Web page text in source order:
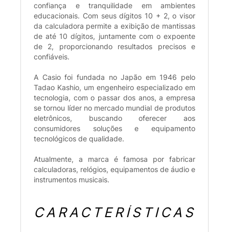
confiança e tranquilidade em ambientes
educacionais. Com seus dígitos 10 + 2, o visor
da calculadora permite a exibição de mantissas
de até 10 dígitos, juntamente com o expoente
de 2, proporcionando resultados precisos e
confiáveis.
A Casio foi fundada no Japão em 1946 pelo
Tadao Kashio, um engenheiro especializado em
tecnologia, com o passar dos anos, a empresa
se tornou líder no mercado mundial de produtos
eletrônicos, buscando oferecer aos
consumidores soluções e equipamento
tecnológicos de qualidade.
Atualmente, a marca é famosa por fabricar
calculadoras, relógios, equipamentos de áudio e
instrumentos musicais.
CARACTERÍSTICAS